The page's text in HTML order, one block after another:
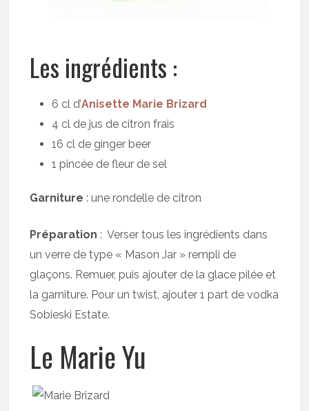
Les ingrédients :
6 cl d’Anisette Marie Brizard
4 cl de jus de citron frais
16 cl de ginger beer
1 pincée de fleur de sel
Garniture : une rondelle de citron
Préparation : Verser tous les ingrédients dans
un verre de type « Mason Jar » rempli de
glaçons. Remuer, puis ajouter de la glace pilée et
la garniture. Pour un twist, ajouter 1 part de vodka
Sobieski Estate.
Le Marie Yu